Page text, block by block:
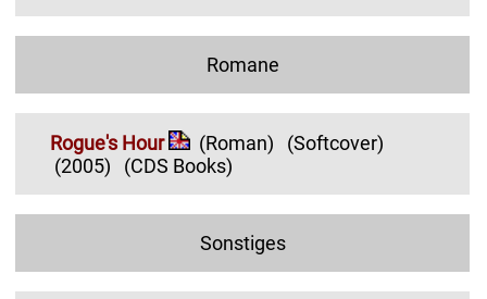
Romane
Rogue's Hour (Roman)
(Softcover)
(2005)
(CDS Books)
Sonstiges